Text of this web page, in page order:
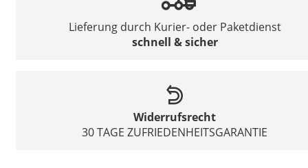
Lieferung durch Kurier- oder Paketdienst
schnell & sicher
Widerrufsrecht
30 TAGE ZUFRIEDENHEITSGARANTIE